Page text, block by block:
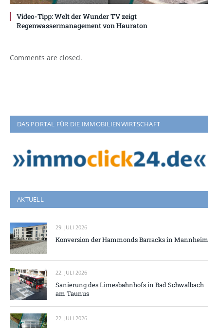
Video-Tipp: Welt der Wunder TV zeigt
Regenwassermanagement von Hauraton
Comments are closed.
DAS PORTAL FÜR DIE IMMOBILIENWIRTSCHAFT
AKTUELL
29. JULI 2026
Konversion der Hammonds Barracks in Mannheim
22. JULI 2026
Sanierung des Limesbahnhofs in Bad Schwalbach
am Taunus
22. JULI 2026